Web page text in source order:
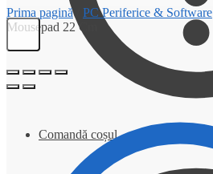
Comandă coșul
Prima pagină/ PC Periferice & Software
Mousepad 22 Cm